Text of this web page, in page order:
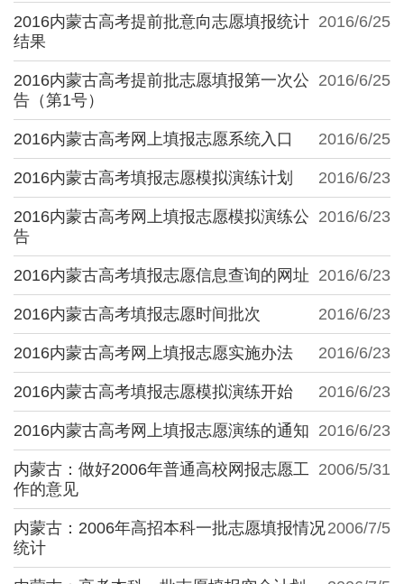
2016/6/25
2016内蒙古高考提前批意向志愿填报统计
结果
2016/6/25
2016内蒙古高考提前批志愿填报第一次公
告（第1号）
2016/6/25
2016内蒙古高考网上填报志愿系统入口
2016/6/23
2016内蒙古高考填报志愿模拟演练计划
2016/6/23
2016内蒙古高考网上填报志愿模拟演练公
告
2016/6/23
2016内蒙古高考填报志愿信息查询的网址
2016/6/23
2016内蒙古高考填报志愿时间批次
2016/6/23
2016内蒙古高考网上填报志愿实施办法
2016/6/23
2016内蒙古高考填报志愿模拟演练开始
2016/6/23
2016内蒙古高考网上填报志愿演练的通知
2006/5/31
内蒙古：做好2006年普通高校网报志愿工
作的意见
2006/7/5
内蒙古：2006年高招本科一批志愿填报情况
统计